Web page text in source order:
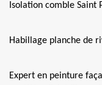
Isolation comble Saint
Habillage planche de
Expert en peinture